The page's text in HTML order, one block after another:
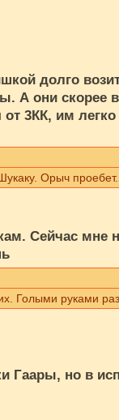
долго
А они скорее
3КК, им
Орыч проебет.
Сейчас мне
Голыми руками
Гаары, но в